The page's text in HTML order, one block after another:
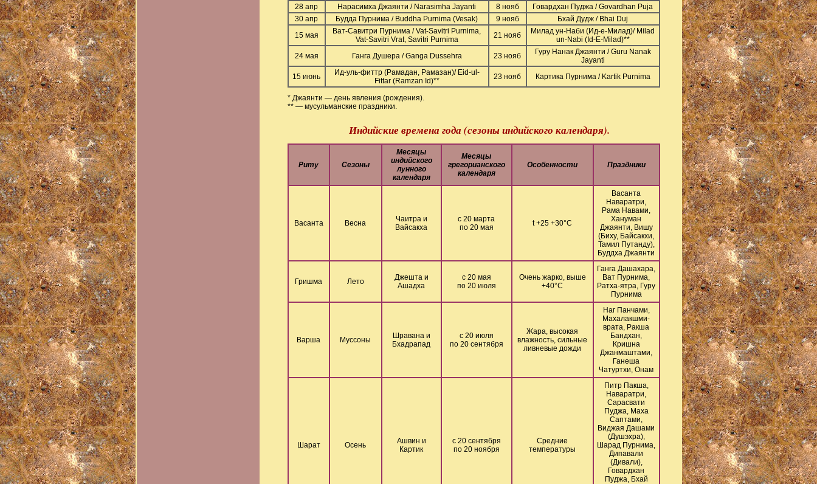
28 апр
Нарасимха Джаянти / Narasimha Jayanti 8 нояб
Говардхан Пуджа / Govardhan Puja
30 апр
Будда Пурнима / Buddha Purnima (Vesak) 9 нояб
Бхай Дудж / Bhai Duj
15 мая
Ват-Савитри Пурнима / Vat-Savitri Purnima,
Vat-Savitri Vrat, Savitri Purnima
21 нояб
Милад ун-Наби (Ид-е-Милад)/ Milad
un-Nabi (Id-E-Milad)**
24 мая
Ганга Душера / Ganga Dussehra 23 нояб
Гуру Нанак Джаянти / Guru Nanak
Jayanti
15 июнь
Ид-уль-фиттр (Рамадан, Рамазан)/ Eid-ul-
Fittar (Ramzan Id)**
23 нояб Картика Пурнима / Kartik Purnima
* Джаянти — день явления (рождения).
** — мусульманские праздники.
Индийские времена года (сезоны индийского календаря).
Риту Сезоны
Месяцы
индийского
лунного
календаря
Месяцы
грегорианского
календаря
Особенности Праздники
Васанта Весна
Чаитра и
Вайсакха
с 20 марта
по 20 мая
t +25 +30°С
Васанта
Наваратри,
Рама Навами,
Хануман
Джаянти, Вишу
(Биху, Байсакхи,
Тамил Путанду),
Буддха Джаянти
Гришма Лето
Джешта и
Ашадха
с 20 мая
по 20 июля
Очень жарко, выше
+40°С
Ганга Дашахара,
Ват Пурнима,
Ратха-ятра, Гуру
Пурнима
Варша Муссоны
Шравана и
Бхадрапад
с 20 июля
по 20 сентября
Жара, высокая
влажность, сильные
ливневые дожди
Наг Панчами,
Махалакшми-
врата, Ракша
Бандхан,
Кришна
Джанмаштами,
Ганеша
Чатуртхи, Онам
Шарат Осень
Ашвин и
Картик
с 20 сентября
по 20 ноября
Средние
температуры
Питр Пакша,
Наваратри,
Сарасвати
Пуджа, Маха
Саптами,
Виджая Дашами
(Душэхра),
Шарад Пурнима,
Дипавали
(Дивали),
Говардхан
Пуджа, Бхай